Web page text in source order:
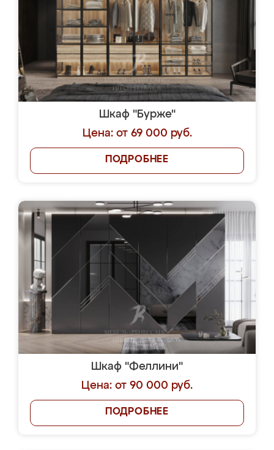
Шкаф "Бурже"
Цена: от 69 000 руб.
ПОДРОБНЕЕ
Шкаф "Феллини"
Цена: от 90 000 руб.
ПОДРОБНЕЕ